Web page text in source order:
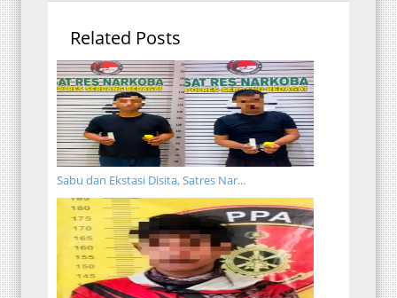
Related Posts
Sabu dan Ekstasi Disita, Satres Nar...